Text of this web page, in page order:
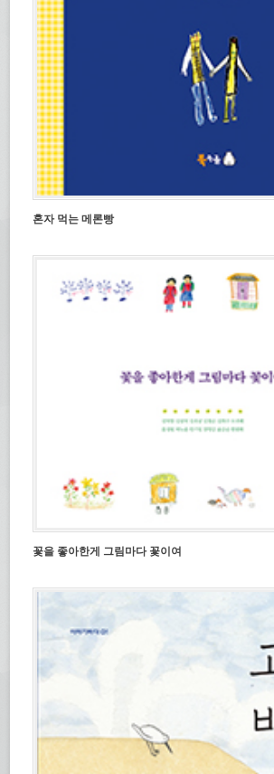
혼자 먹는 메론빵
꽃을 좋아한게 그림마다 꽃이여